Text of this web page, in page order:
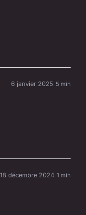
6 janvier 2025 5 min
18 décembre 2024 1 min